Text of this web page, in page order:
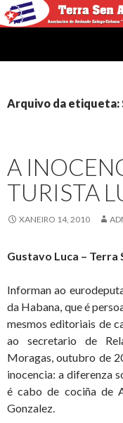
Arquivo da etiqueta:
A
TURISTA
XANEIRO 14, 2010
Gustavo Luca – Terra
Informan ao
da Habana, que é
mesmos editoriais de
ao secretario de
Moragas, outubro de
inocencia: a diferenza
é cabo de cociña de
Gonzalez.